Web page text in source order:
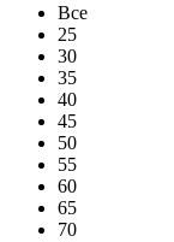
Все
25
30
35
40
45
50
55
60
65
70